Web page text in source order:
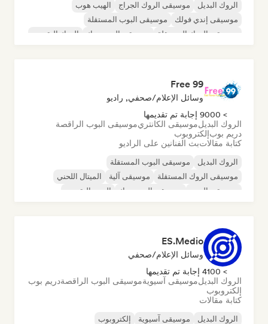
الروك البديل موسيقى الروك الجراج
الهيب هوب
موسيقى إندي فولك
موسيقى البوب المستقلة
موسيقى الروك المستقلة
موسيقى البوب روك الروك التقدمي
Free 99
وسائل الإعلام/صحفي, راديو
> 9000 إجابة تم تقديمها
الروك البديلموسيقى الكانتريموسيقى البوب الراقصة
دريم بوبإلكتروبوب
كتابة مقالاتبث الفنانين على الراديو
الروك البديل
موسيقى البوب المستقلة
موسيقى الروك المستقلة
موسيقى آلية
الميتال اللحني
موسيقى البوب
موسيقى البوب روك البوب التقدمي
ES.Medio
وسائل الإعلام/صحفي
> 4100 إجابة تم تقديمها
الروك البديلموسيقى آسيويةموسيقى البوب الراقصةدريم بوب
إلكتروبوب
كتابة مقالات
الروك البديل موسيقى آسيوية
إلكتروبوب